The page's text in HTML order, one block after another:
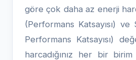
göre çok daha az enerji
(Performans Katsayısı) ve
Performans Katsayısı)
harcadığınız her bir